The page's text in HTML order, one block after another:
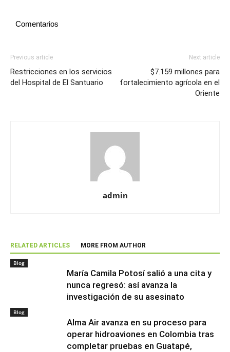
Comentarios
Previous article
Restricciones en los servicios
del Hospital de El Santuario
Next article
$7.159 millones para
fortalecimiento agrícola en el
Oriente
admin
RELATED ARTICLES MORE FROM AUTHOR
Blog
María Camila Potosí salió a una cita y
nunca regresó: así avanza la
investigación de su asesinato
Blog
Alma Air avanza en su proceso para
operar hidroaviones en Colombia tras
completar pruebas en Guatapé,